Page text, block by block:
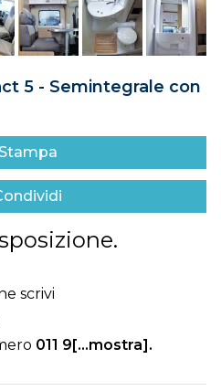
5 - Semintegrale con
Stampa
scrivi
011 9[...mostra].